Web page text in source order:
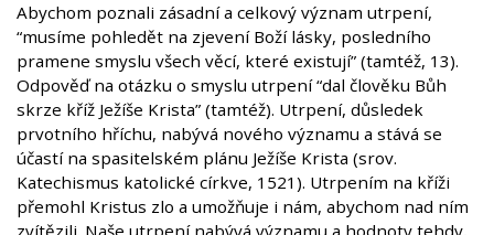
Abychom poznali zásadní a celkový význam utrpení,
“musíme pohledět na zjevení Boží lásky, posledního
pramene smyslu všech věcí, které existují” (tamtéž, 13).
Odpověď na otázku o smyslu utrpení “dal člověku Bůh
skrze kříž Ježíše Krista” (tamtéž). Utrpení, důsledek
prvotního hříchu, nabývá nového významu a stává se
účastí na spasitelském plánu Ježíše Krista (srov.
Katechismus katolické církve, 1521). Utrpením na kříži
přemohl Kristus zlo a umožňuje i nám, abychom nad ním